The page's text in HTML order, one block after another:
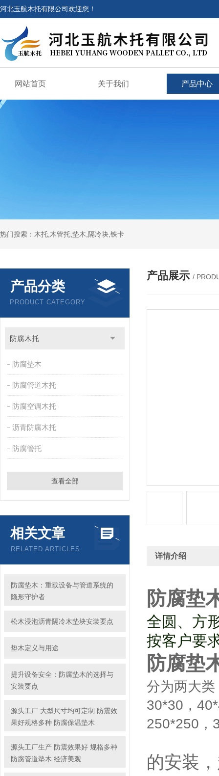
河北玉航木托有限公司欢迎您！
网站首页 关于我们 产品中心
热门搜索：木托,木管托,垫木,隔冷块,铁卡
产品分类
PRODUCT CATEGORY
防腐木托
防腐垫木
防腐管道木托
防腐空调木托
沥青防腐木托
防腐管托
查看全部
相关文章
RELATED ARTICLES
防腐垫木：重载设备与管道系统的
隐形守护者
松木浸泡沥青隔冷木垫块安装要点
垫木定义与用途
提升设备安全：防腐垫木的选择与
安装要点
源头工厂 大型尺寸均可定制 防震效
果好规格多种 防腐保温垫木
源头工厂生产 防震效果好 规格多种
防腐管道垫木 经济美观
产品展示 /
详情介绍
防腐垫
全圆、方
按客户要
防腐垫
分为两大
30*30，
250*250，
的安装